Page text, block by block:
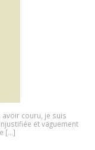
avoir couru, je suis
et vaguement
[…]